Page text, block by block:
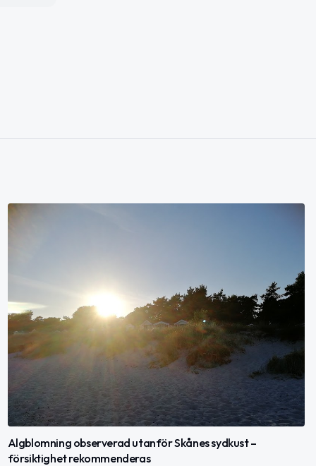
Algblomning observerad utanför Skånes sydkust –
försiktighet rekommenderas